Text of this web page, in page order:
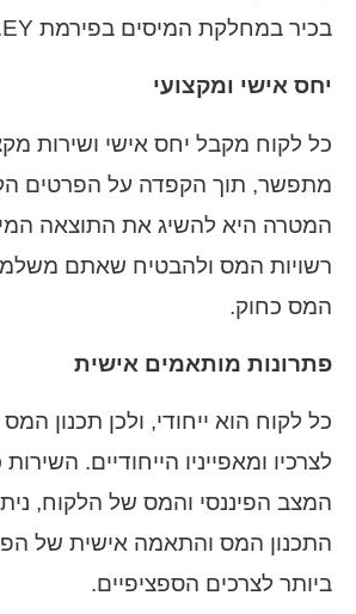
בכיר במחלקת המיסים בפירמת EY.
יחס אישי ומקצועי
כל לקוח מקבל יחס אישי ושירות
מתפשר, תוך הקפדה על הפרטים
המטרה היא להשיג את התוצאה
רשויות המס ולהבטיח שאתם
המס כחוק.
פתרונות מותאמים אישית
כל לקוח הוא ייחודי, ולכן תכנון
לצרכיו ומאפייניו הייחודיים.
המצב הפיננסי והמס של הלקוח,
התכנון המס והתאמה אישית של
ביותר לצרכים הספציפיים.